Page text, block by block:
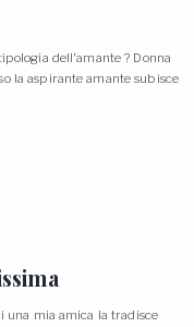
dell’amante ? Donna
la aspirante amante subisce
una mia amica la tradisce